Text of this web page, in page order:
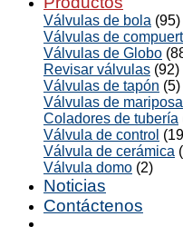
Válvulas de bola (95)
Válvulas de
Válvulas de Globo
Revisar válvulas (92)
Válvulas de tapón (5)
Válvulas de mariposa
Coladores de tubería
Válvula de control
Válvula de cerámica
Válvula domo (2)
Noticias
Contáctenos